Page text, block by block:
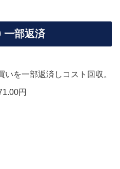
一部返済
を一部返済しコスト回収。
円